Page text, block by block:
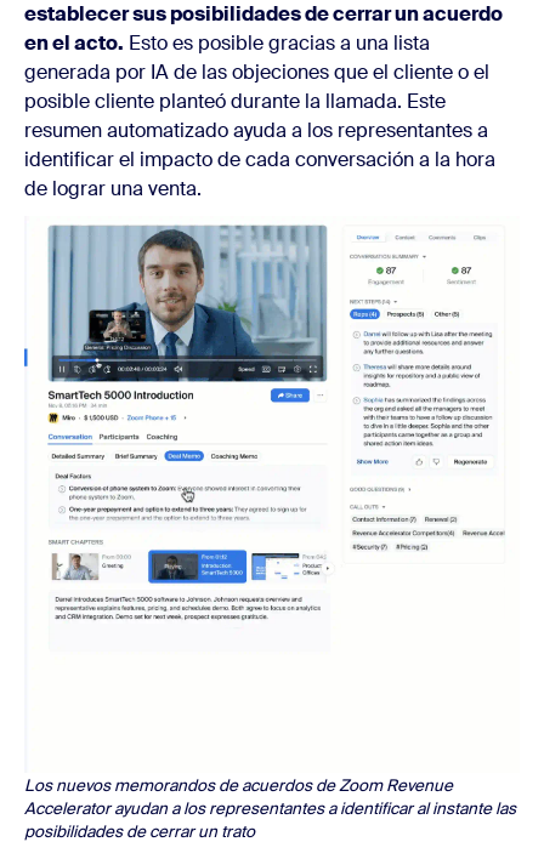
establecer sus posibilidades de cerrar un acuerdo
en el acto. Esto es posible gracias a una lista
generada por IA de las objeciones que el cliente o el
posible cliente planteó durante la llamada. Este
resumen automatizado ayuda a los representantes a
identificar el impacto de cada conversación a la hora
de lograr una venta.
Los nuevos memorandos de acuerdos de Zoom Revenue
Accelerator ayudan a los representantes a identificar al instante las
posibilidades de cerrar un trato